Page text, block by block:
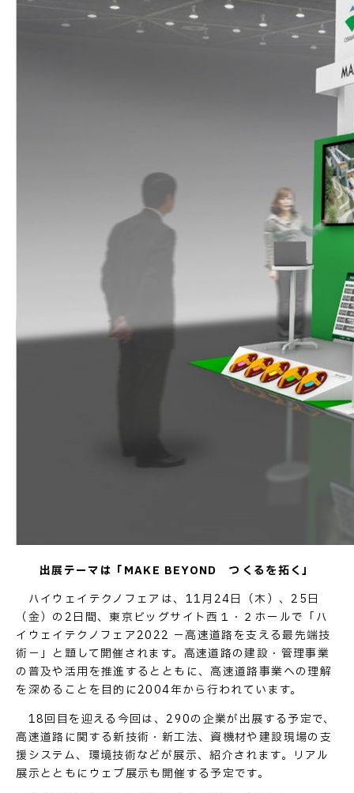
PRODUCT INFORMATION
採用情報
お取引先の皆様へ
出展テーマは「MAKE BEYOND つくるを拓く」
ハイウェイテクノフェアは、11月24日（木）、25日
（金）の2日間、東京ビッグサイト西１・２ホールで「ハ
イウェイテクノフェア2022 －高速道路を支える最先端技
術－」と題して開催されます。高速道路の建設・管理事業
の普及や活用を推進するとともに、高速道路事業への理解
を深めることを目的に2004年から行われています。
18回目を迎える今回は、290の企業が出展する予定で、
高速道路に関する新技術・新工法、資機材や建設現場の支
援システム、環境技術などが展示、紹介されます。リアル
展示とともにウェブ展示も開催する予定です。